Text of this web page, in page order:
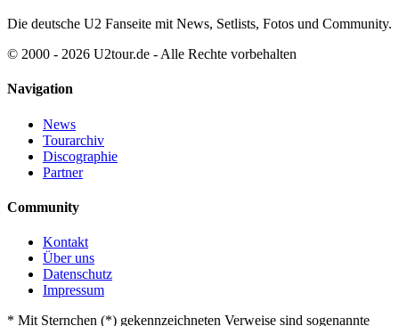
Die deutsche U2 Fanseite mit News, Setlists, Fotos und Community.
© 2000 - 2026 U2tour.de - Alle Rechte vorbehalten
Navigation
News
Tourarchiv
Discographie
Partner
Community
Kontakt
Über uns
Datenschutz
Impressum
* Mit Sternchen (*) gekennzeichneten Verweise sind sogenannte